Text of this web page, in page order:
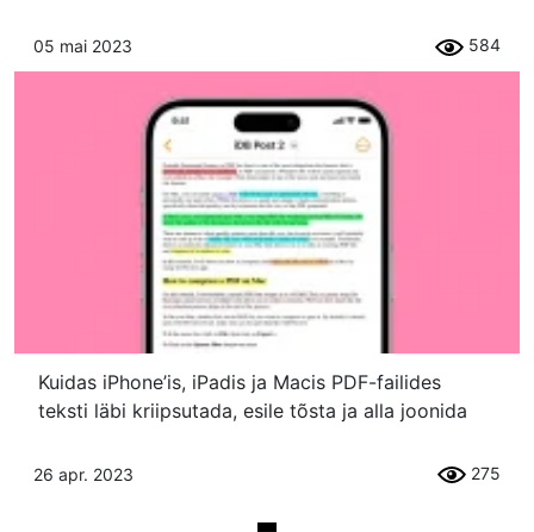
05 mai 2023 584
Kuidas iPhone’is, iPadis ja Macis PDF-failides
teksti läbi kriipsutada, esile tõsta ja alla joonida
26 apr. 2023 275